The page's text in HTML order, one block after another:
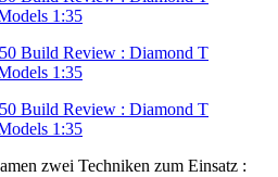
zwei Techniken zum Einsatz :